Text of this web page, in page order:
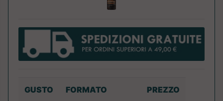
GUSTO FORMATO PREZZO